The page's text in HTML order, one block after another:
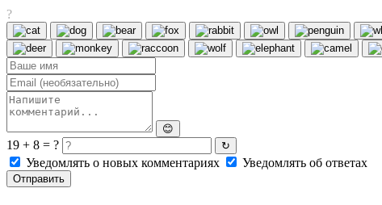
?
😊
19 + 8 = ? ↻
Уведомлять о новых комментариях Уведомлять об ответах
Отправить